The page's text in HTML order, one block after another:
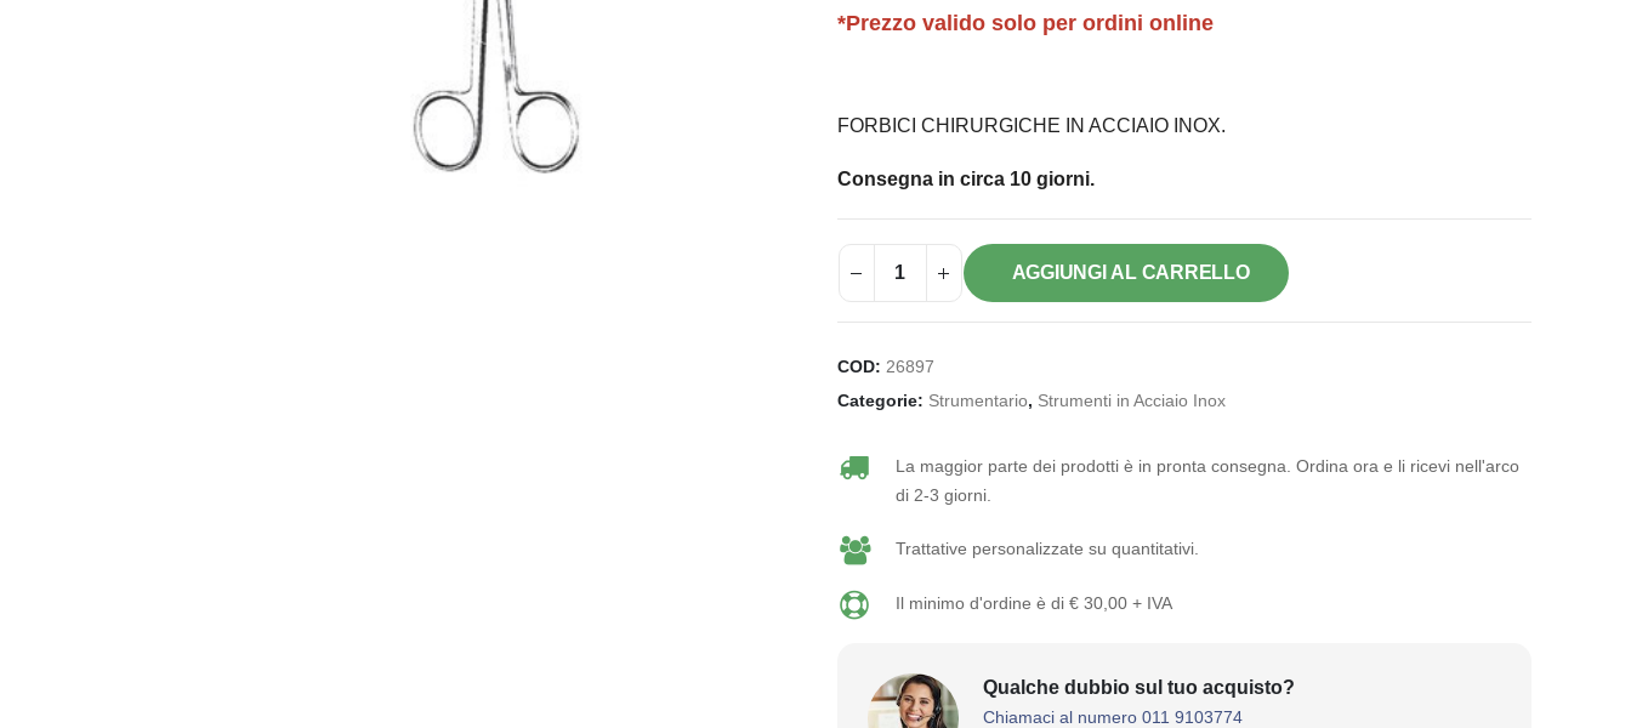
*Prezzo valido solo per ordini online
FORBICI CHIRURGICHE IN ACCIAIO INOX.
Consegna in circa 10 giorni.
AGGIUNGI AL CARRELLO
COD: 26897
Categorie: Strumentario, Strumenti in Acciaio Inox
La maggior parte dei prodotti è in pronta consegna. Ordina ora e li ricevi nell'arco
di 2-3 giorni.
Trattative personalizzate su quantitativi.
Il minimo d'ordine è di € 30,00 + IVA
Qualche dubbio sul tuo acquisto?
Chiamaci al numero 011 9103774